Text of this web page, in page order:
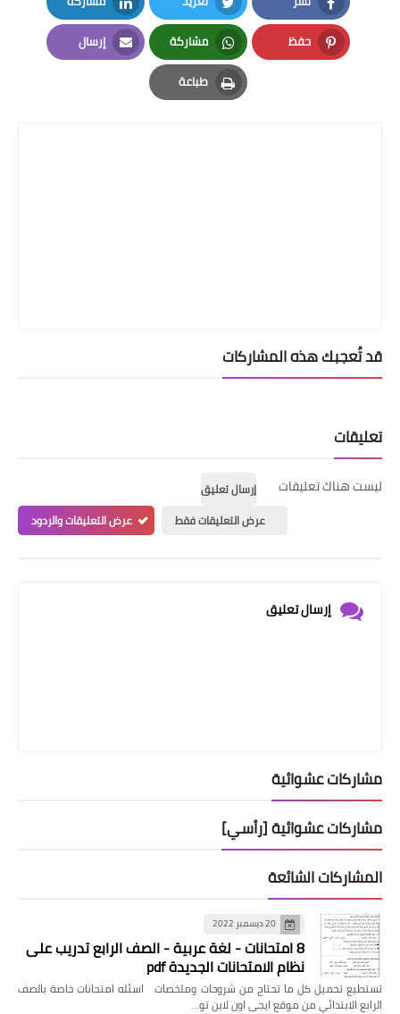
Facebook
Twitter
LinkedIn
حفظ
Pinterest
مشاركة
Whatsapp
إرسال
Email
طباعة
Print
قد تُعجبك هذه المشاركات
تعليقات
ليست هناك تعليقات
إرسال تعليق
عرض التعليقات فقط
عرض التعليقات والردود
إرسال تعليق
مشاركات عشوائية
مشاركات عشوائية [رأسي]
المشاركات الشائعة
20 ديسمبر 2022
8 امتحانات - لغة عربية - الصف الرابع تدريب على
نظام الامتحانات الجديدة pdf
تستطيع تحميل كل ما تحتاج من شروحات وملخصات اسئله امتحانات خاصة بالصف
الرابع الابتدائي من موقع ايجى اون لاين تو…